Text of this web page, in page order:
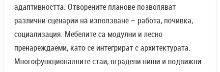
адаптивността. Отворените планове позволяват
различни сценарии на използване – работа, почивка,
социализация. Мебелите са модулни и лесно
пренареждаеми, като се интегрират с архитектурата.
Многофункционалните стаи, вградени ниши и подвижни